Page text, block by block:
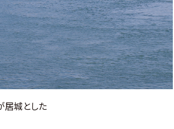
居城とした